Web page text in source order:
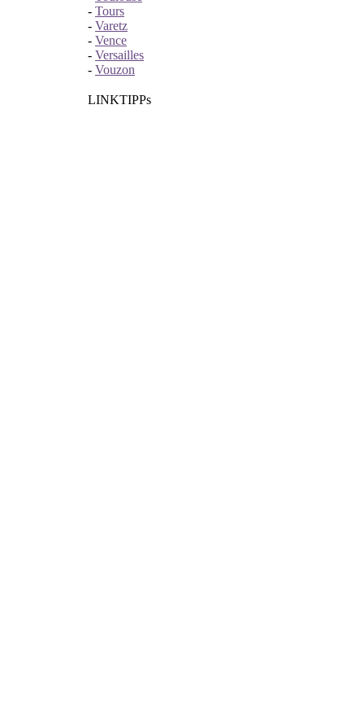
- Tours
- Varetz
- Vence
- Versailles
- Vouzon
LINKTIPPs